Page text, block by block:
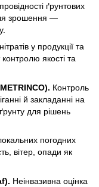
ґрунтових
зрошення —
у продукції та
якості та
Контроль
й закладанні на
для рішень
погодних
вітер, опади як
Неінвазивна оцінка